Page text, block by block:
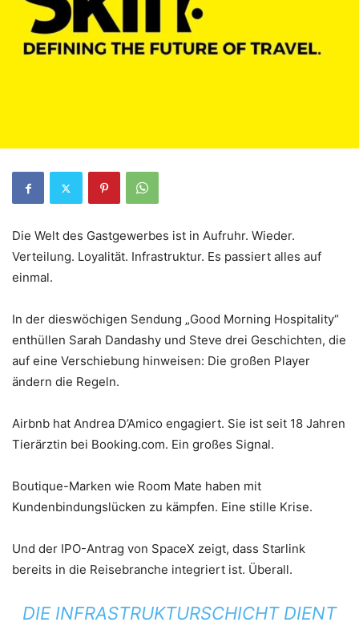
Die Welt des Gastgewerbes ist in Aufruhr. Wieder.
Verteilung. Loyalität. Infrastruktur. Es passiert alles auf
einmal.
In der dieswöchigen Sendung „Good Morning Hospitality“
enthüllen Sarah Dandashy und Steve drei Geschichten, die
auf eine Verschiebung hinweisen: Die großen Player
ändern die Regeln.
Airbnb hat Andrea D’Amico engagiert. Sie ist seit 18 Jahren
Tierärztin bei Booking.com. Ein großes Signal.
Boutique-Marken wie Room Mate haben mit
Kundenbindungslücken zu kämpfen. Eine stille Krise.
Und der IPO-Antrag von SpaceX zeigt, dass Starlink
bereits in die Reisebranche integriert ist. Überall.
DIE INFRASTRUKTURSCHICHT DIENT